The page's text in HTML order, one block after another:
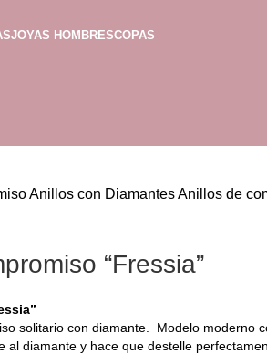
JOYAS HOMBRESCOPAS
Anillos con DiamantesAnillos de
“Fressia”
solitario con diamante. Modelo moderno
al diamante y hace que destelle